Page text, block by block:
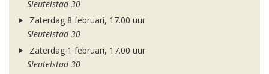
Sleutelstad 30
Zaterdag 8 februari, 17.00 uur
Sleutelstad 30
Zaterdag 1 februari, 17.00 uur
Sleutelstad 30